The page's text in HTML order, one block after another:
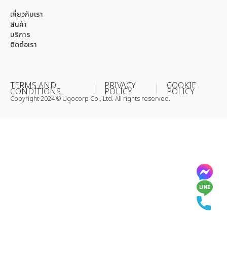
เกี่ยวกับเรา
สินค้า
บริการ
ติดต่อเรา
TERMS AND
CONDITIONS PRIVACY
POLICY COOKIE
POLICY
Copyright 2024 © Ugocorp Co., Ltd. All rights reserved.